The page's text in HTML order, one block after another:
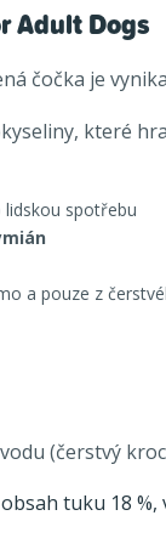
Adult Dogs
čočka je
které
lidskou spotřebu
a pouze z
(čerstvý
tuku 18 %,